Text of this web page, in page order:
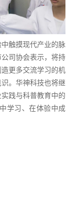
触摸现代产业的脉
司协会表示，将持
更多交流学习的机
。华神科技也将继
践与科普教育中的
学习、在体验中成